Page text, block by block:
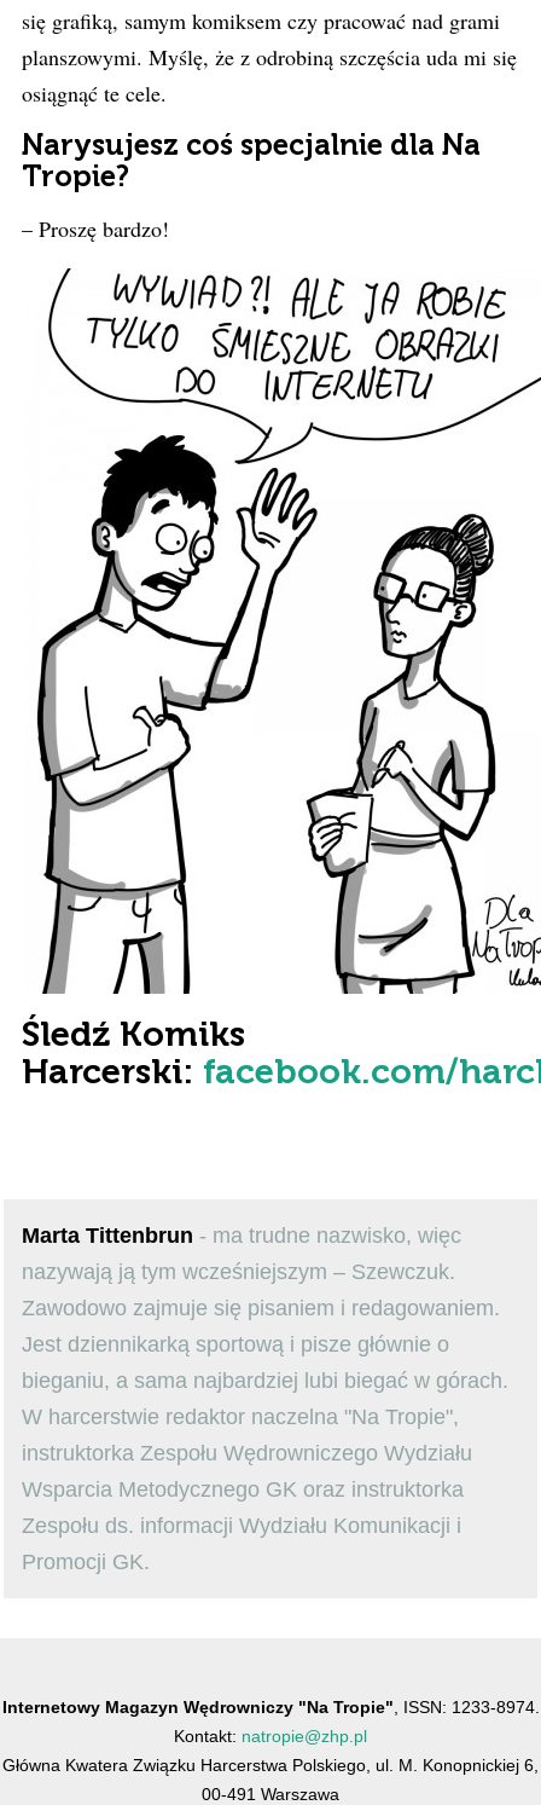
się grafiką, samym komiksem czy pracować nad grami
planszowymi. Myślę, że z odrobiną szczęścia uda mi się
osiągnąć te cele.
Narysujesz coś specjalnie dla Na
Tropie?
– Proszę bardzo!
Śledź Komiks
Harcerski: facebook.com/
Marta Tittenbrun - ma trudne nazwisko, więc
nazywają ją tym wcześniejszym – Szewczuk.
Zawodowo zajmuje się pisaniem i redagowaniem.
Jest dziennikarką sportową i pisze głównie o
bieganiu, a sama najbardziej lubi biegać w górach.
W harcerstwie redaktor naczelna "Na Tropie",
instruktorka Zespołu Wędrowniczego Wydziału
Wsparcia Metodycznego GK oraz instruktorka
Zespołu ds. informacji Wydziału Komunikacji i
Promocji GK.
Internetowy Magazyn Wędrowniczy "Na Tropie" , ISSN: 1233-8974.
Kontakt: natropie@zhp.pl
Główna Kwatera Związku Harcerstwa Polskiego, ul. M. Konopnickiej 6,
00-491 Warszawa